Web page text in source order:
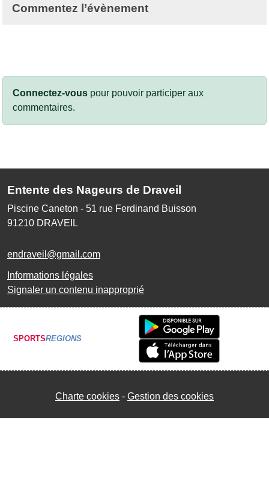
Commentez l’évènement
Connectez-vous pour pouvoir participer aux
commentaires.
Entente des Nageurs de Draveil
Piscine Caneton - 51 rue Ferdinand Buisson
91210 DRAVEIL
endraveil@gmail.com
Informations légales
Signaler un contenu inapproprié
SPORTSREGIONS
Charte cookies Gestion des cookies